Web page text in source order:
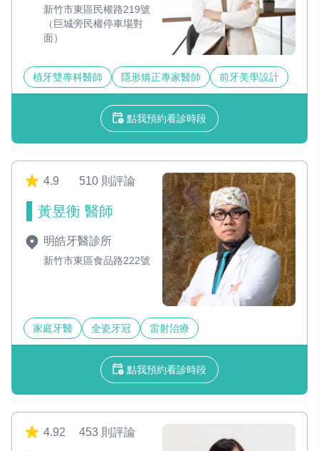
新竹市東區民權路219號
（巨城旁民權停車場對
面）
植牙雙專科醫師 隱形矯正專家醫師 前牙美學設計
點我預約看診時段
4.9 510 則評論
黃昱衡 醫師
明皓牙醫診所
新竹市東區食品路222號
家庭牙醫 全瓷牙冠 雷射治療
點我預約看診時段
4.92 453 則評論